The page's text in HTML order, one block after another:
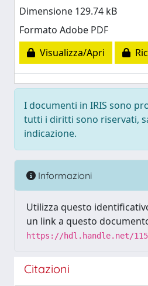
Dimensione 129.74 kB
Formato Adobe PDF
Visualizza/Apri
I documenti in IRIS sono
tutti i diritti sono riservati,
indicazione.
Informazioni
Utilizza questo
un link a questo
https://hdl.handle.net/
Citazioni